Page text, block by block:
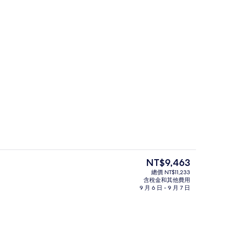
5 間餐廳；供應早餐、午餐、晚餐和早
目
前
的
價
NT$9,463
總價 NT$11,233
含稅金和其他費用
9 月 6 日 - 9 月 7 日